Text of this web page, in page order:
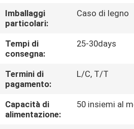
CONTROLLO
DELLA
QUALITÀ
CONTATTACI
CHIEDI UN
Imballaggi
particolari:
Caso di legno
Tempi di
consegna:
25-30days
Termini di
pagamento:
L/C, T/T
Capacità di
alimentazione:
50 insiemi al